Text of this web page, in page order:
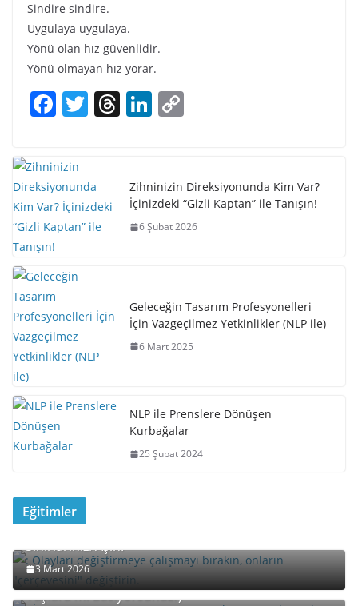
Sindire sindire.
Uygulaya uygulaya.
Yönü olan hız güvenlidir.
Yönü olmayan hız yorar.
F
c
e
b
o
k
T
er
T
a
d
s
Li
e
dI
n
y
Li
n
Zihninizin Direksiyonunda Kim Var?
İçinizdeki “Gizli Kaptan” ile Tanışın!
6 Şubat 2026
Geleceğin Tasarım Profesyonelleri
İçin Vazgeçilmez Yetkinlikler (NLP ile)
6 Mart 2025
NLP ile Prenslere Dönüşen
Kurbağalar
25 Şubat 2024
Eğitimler
Davet: “Yeniden Çerçeveleme” (Reframing) ile
Sınırlarınızı Aşın!
3 Mart 2026
BİR KULLANIM KILAVUZU VAR MI? (Yoksa Rastgele
Tuşlara mı Basıyorsunuz?)